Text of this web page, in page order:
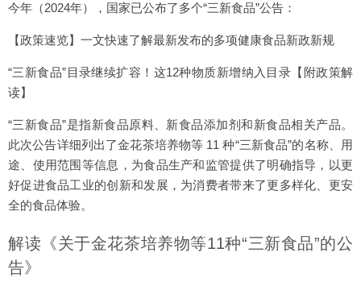
今年（2024年），国家已公布了多个“三新食品”公告：
【政策速览】一文快速了解最新发布的多项健康食品新政新规
“三新食品”目录继续扩容！这12种物质新增纳入目录【附政策解
读】
“三新食品”是指新食品原料、新食品添加剂和新食品相关产品。
此次公告详细列出了金花茶培养物等 11 种“三新食品”的名称、用
途、使用范围等信息，为食品生产和监管提供了明确指导，以更
好促进食品工业的创新和发展，为消费者带来了更多样化、更安
全的食品体验。
解读《关于金花茶培养物等11种“三新食品”的公
告》